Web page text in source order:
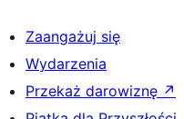
Zaangażuj się
Wydarzenia
Przekaż darowiznę ↗